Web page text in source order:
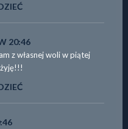
20:46
z własnej woli w piątej